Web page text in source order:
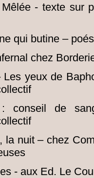
- texte sur
qui butine –
chez
yeux de
conseil de
nuit – chez
- aux Ed. Le